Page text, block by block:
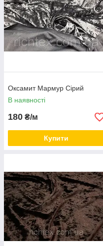
Оксамит Мармур Сірий
В наявності
180 ₴/м
Купити